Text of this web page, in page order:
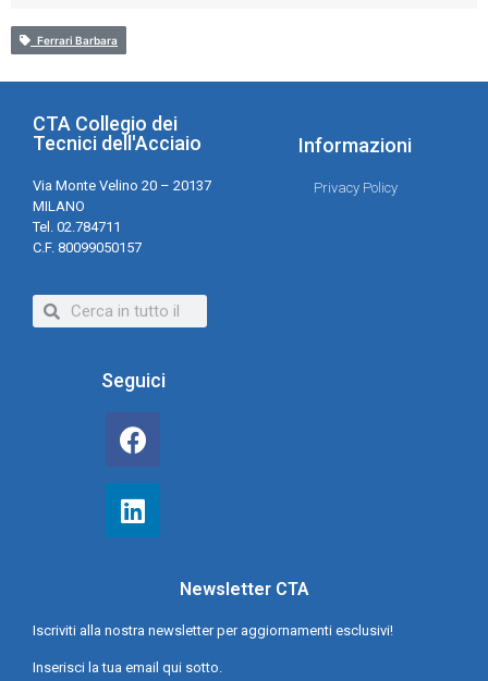
Ferrari Barbara
CTA Collegio dei
Tecnici dell'Acciaio
Via Monte Velino 20 – 20137
MILANO
Tel. 02.784711
C.F. 80099050157
Informazioni
Privacy Policy
Seguici
Newsletter CTA
Iscriviti alla nostra newsletter per aggiornamenti esclusivi!
Inserisci la tua email qui sotto.